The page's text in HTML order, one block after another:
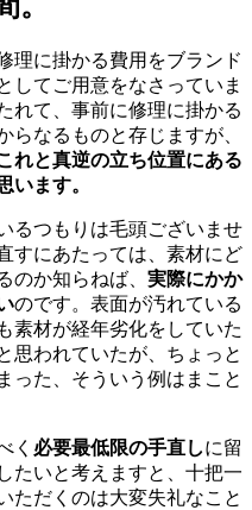
理に掛かる費用をブランド
してご用意をなさっていま
れて、事前に修理に掛かる
らなるものと存じますが、
れと真逆の立ち位置にある
います。
るつもりは毛頭ございませ
すにあたっては、素材にど
のか知らねば、 実際にかか
のです。表面が汚れている
素材が経年劣化をしていた
思われていたが、ちょっと
った、そういう例はまこと
く 必要最低限の手直しに留
たいと考えますと、十把一
ただくのは大変失礼なこと